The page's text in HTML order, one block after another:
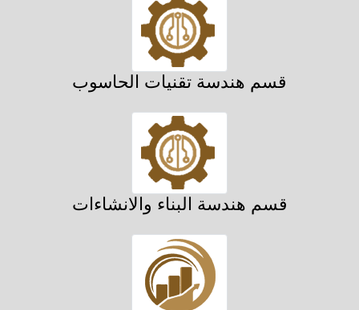
قسم هندسة تقنيات الحاسوب
قسم هندسة البناء والانشاءات